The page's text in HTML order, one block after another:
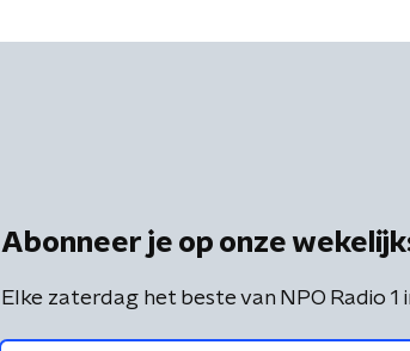
Abonneer je op onze
Elke zaterdag het beste van NPO Radio 1